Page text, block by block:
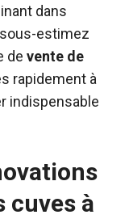
dans
estimez
de vente de
rapidement à
indispensable
cuves à